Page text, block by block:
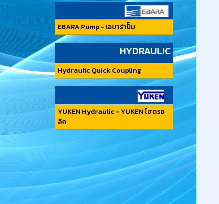
EBARA Pump - เอบาร่าปั๊ม
HYDRAULIC
Hydraulic Quick Coupling
YUKEN Hydraulic - YUKEN ไฮดรอ
ลิค